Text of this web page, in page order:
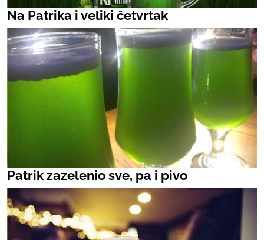
Na Patrika i veliki četvrtak
Patrik zazelenio sve, pa i pivo